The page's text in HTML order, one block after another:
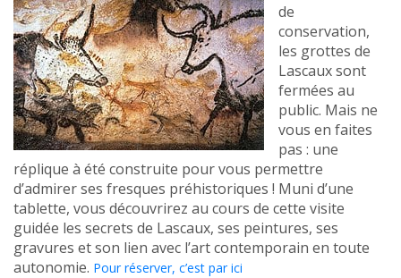
de
conservation,
les grottes de
Lascaux sont
fermées au
public. Mais ne
vous en faites
pas : une
réplique à été construite pour vous permettre
d’admirer ses fresques préhistoriques ! Muni d’une
tablette, vous découvrirez au cours de cette visite
guidée les secrets de Lascaux, ses peintures, ses
gravures et son lien avec l’art contemporain en toute
autonomie. Pour réserver, c’est par ici